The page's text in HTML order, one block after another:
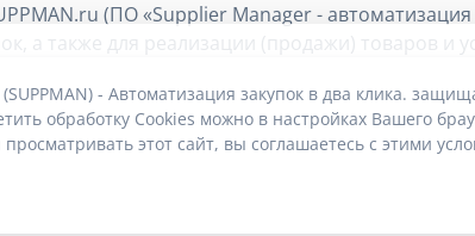
(ПО «Supplier Manager -
а также для реализации (продажи) товаров и
- Автоматизация закупок в два клика.
обработку Cookies можно в настройках Вашего
этот сайт, вы соглашаетесь с этими